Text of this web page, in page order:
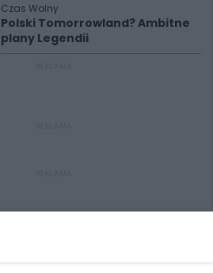
Czas Wolny
Polski Tomorrowland? Ambitne
plany Legendii